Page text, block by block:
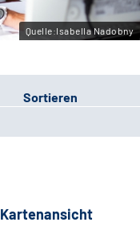
Quelle:Isabella Nadobny
Sortieren
Kartenansicht